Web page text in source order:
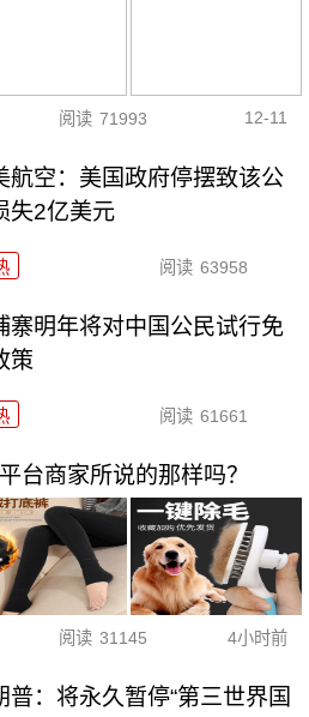
阅读 71993 12-11
航空：美国政府停摆致该公
失2亿美元
阅读 63958
寨明年将对中国公民试行免
策
阅读 61661
台商家所说的那样吗？
阅读 31145 4小时前
普：将永久暂停“第三世界国